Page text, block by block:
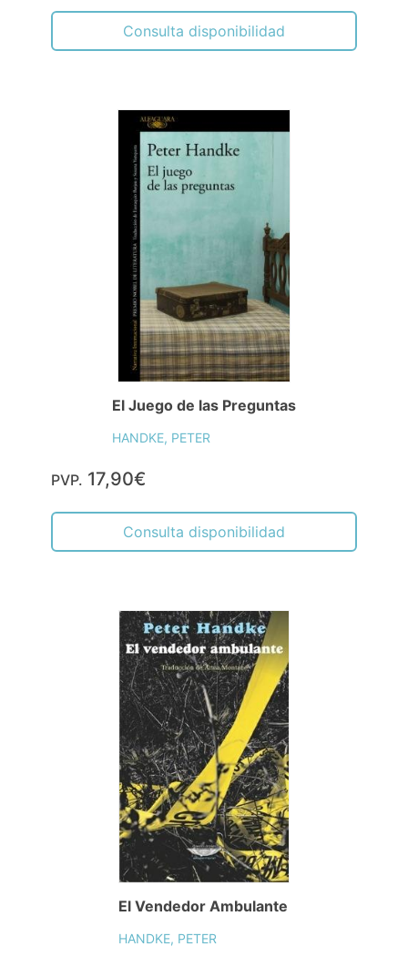
Consulta disponibilidad
El Juego de las Preguntas
HANDKE, PETER
PVP. 17,90€
Consulta disponibilidad
El Vendedor Ambulante
HANDKE, PETER